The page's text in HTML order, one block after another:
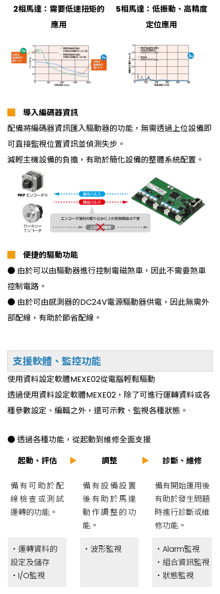
2相馬達：需要低速扭矩的
應用
5相馬達：低振動、高精度
定位應用
導入編碼器資訊
配備將編碼器資訊匯入驅動器的功能，無需透過上位設備即
可直接監視位置資訊並偵測失步。
減輕主機設備的負擔，有助於簡化設備的整體系統配置。
便捷的驅動功能
● 由於可以由驅動器進行控制電磁煞車，因此不需要煞車
控制電路。
● 由於可由感測器的DC24V電源驅動器供電，因此無需外
部配線，有助於節省配線。
支援軟體、監控功能
使用資料設定軟體MEXE02從電腦輕鬆驅動
透過使用資料設定軟體MEXE02，除了可進行運轉資料或各
種參數設定、編輯之外，還可示教、監視各種狀態。
● 透過各種功能，從起動到維修全面支援
起動、評估
▶ 調整 ▶ 診斷、維修
備有可助於配
線檢查或測試
運轉的功能。
備有設備設置
後有助於馬達
動作調整的功
能。
備有開始運用後
有助於發生問題
時進行診斷或維
修功能。
・運轉資料的
設定及儲存
・I/O監視
・波形監視
・Alarm監視
・組合資訊監視
・狀態監視